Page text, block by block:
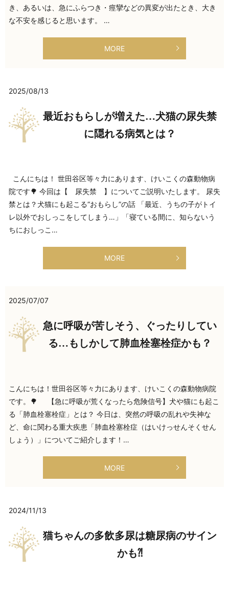
き、あるいは、急にふらつき・痙攣などの異変が出たとき、大き
な不安を感じると思います。 …
MORE
2025/08/13
最近おもらしが増えた…犬猫の尿失禁
に隠れる病気とは？
こんにちは！ 世田谷区等々力にあります、けいこくの森動物病
院です🌳 今回は【 尿失禁 】についてご説明いたします。 尿失
禁とは？犬猫にも起こる“おもらし”の話 「最近、うちの子がトイ
レ以外でおしっこをしてしまう…」「寝ている間に、知らないう
ちにおしっこ…
MORE
2025/07/07
急に呼吸が苦しそう、ぐったりしてい
る…もしかして肺血栓塞栓症かも？
こんにちは！世田谷区等々力にあります、けいこくの森動物病院
です。🌳 【急に呼吸が荒くなったら危険信号】犬や猫にも起こ
る「肺血栓塞栓症」とは？ 今日は、突然の呼吸の乱れや失神な
ど、命に関わる重大疾患「肺血栓塞栓症（はいけっせんそくせん
しょう）」についてご紹介します！…
MORE
2024/11/13
猫ちゃんの多飲多尿は糖尿病のサイン
かも⁈